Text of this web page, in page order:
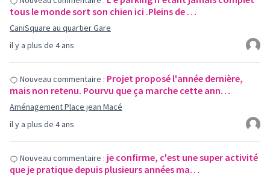
il y a plus de 4 ans
tous le monde sort son chien ici .Pleins de …
CaniSquare au quartier Gare
il y a plus de 4 ans
Nouveau commentaire : Projet proposé l'année dernière,
mais non retenu. Pourvu que ça marche cette ann…
Aménagement Place jean Macé
Nouveau commentaire : je confirme, c'est une super activité
que je pratique depuis plusieurs années ma…